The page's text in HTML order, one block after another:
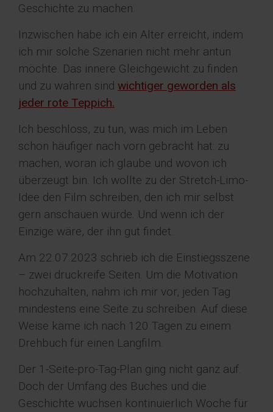
Geschichte zu machen.
Inzwischen habe ich ein Alter erreicht, indem
ich mir solche Szenarien nicht mehr antun
möchte. Das innere Gleichgewicht zu finden
und zu wahren sind wichtiger geworden als
jeder rote Teppich.
Ich beschloss, zu tun, was mich im Leben
schon häufiger nach vorn gebracht hat: zu
machen, woran ich glaube und wovon ich
überzeugt bin. Ich wollte zu der Stretch-Limo-
Idee den Film schreiben, den ich mir selbst
gern anschauen würde. Und wenn ich der
Einzige wäre, der ihn gut findet.
Am 22.07.2023 schrieb ich die Einstiegsszene
– zwei druckreife Seiten. Um die Motivation
hochzuhalten, nahm ich mir vor, jeden Tag
mindestens eine Seite zu schreiben. Auf diese
Weise käme ich nach 120 Tagen zu einem
Drehbuch für einen Langfilm.
Der 1-Seite-pro-Tag-Plan ging nicht ganz auf.
Doch der Umfang des Buches und die
Geschichte wuchsen kontinuierlich Woche für